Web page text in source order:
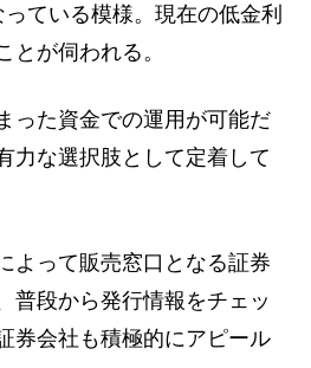
ている模様。現在の低金利
が伺われる。
った資金での運用が可能だ
力な選択肢として定着して
よって販売窓口となる証券
普段から発行情報をチェッ
券会社も積極的にアピール